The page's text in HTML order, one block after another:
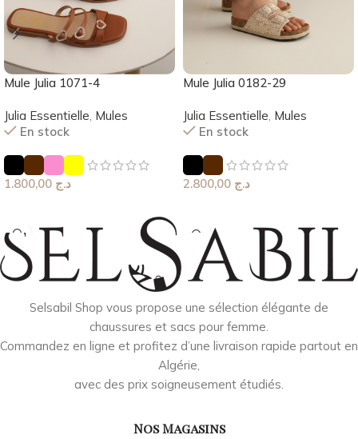
Mule Julia 1071-4
Julia Essentielle Mules
En stock
د.ج
Mule Julia 0182-29
Julia Essentielle, Mules
En stock
د.ج
Selsabil Shop vous propose une sélection élégante de
chaussures et sacs pour femme.
Commandez en ligne et profitez d’une livraison rapide partout en
Algérie,
avec des prix soigneusement étudiés.
Nos Magasins